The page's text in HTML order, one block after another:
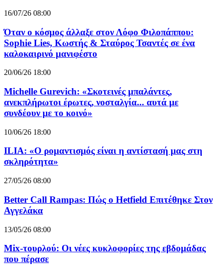
16/07/26 08:00
Όταν ο κόσμος άλλαξε στον Λόφο Φιλοπάππου:
Sophie Lies, Κωστής & Σταύρος Τσαντές σε ένα
καλοκαιρινό μανιφέστο
20/06/26 18:00
Michelle Gurevich: «Σκοτεινές μπαλάντες,
ανεκπλήρωτοι έρωτες, νοσταλγία... αυτά με
συνδέουν με το κοινό»
10/06/26 18:00
ILIA: «Ο ρομαντισμός είναι η αντίστασή μας στη
σκληρότητα»
27/05/26 08:00
Better Call Rampas: Πώς ο Hetfield Επιτέθηκε Στον
Αγγελάκα
13/05/26 08:00
Mix-τουρλού: Οι νέες κυκλοφορίες της εβδομάδας
που πέρασε